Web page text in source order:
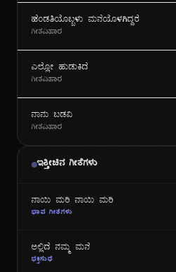
ಹೆಂಡತಿಯೊಬ್ಬಳು ಮನೆಯೊಳಗಿದ್ದರೆ
ಗೀತವಿಹಾರ
ಎಲ್ಲೋ ಹುಡುಕಿದೆ
ಗೀತವಿಹಾರ
ನಾನು ಬಡವಿ
ಗೀತವಿಹಾರ
ಇತ್ತೀಚಿನ ಗೀತೆಗಳು
ನಾಯಿ ಮರಿ ನಾಯಿ ಮರಿ
ಭಾವ ಗೀತೆಗಳು
ಅಲ್ಲಿದೆ ನಮ್ಮ ಮನೆ
ಭಕ್ತಿಸುಧೆ